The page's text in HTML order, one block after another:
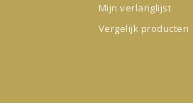
Mijn verlanglijst
Vergelijk producten